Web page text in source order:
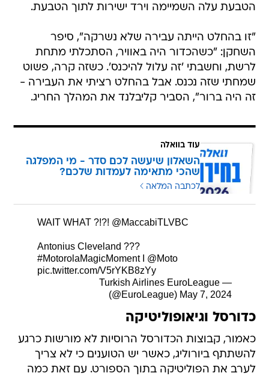
הטבעת עלה השמיימה וירד ישירות לתוך הטבעת.
"זו בהחלט הייתה עבירה שלא נשרקה", סיפר
השחקן: "כשהכדור היה באוויר, הסתכלתי מתחת
לרשת, וחשבתי 'זה עלול להיכנס'. כשזה קרה, פשוט
שמחתי שזה נכנס. אבל בהחלט רציתי את העבירה -
זה היה ברור", הסביר קליבלנד את המהלך החריג.
עוד בוואלה
השאלון שיעשה לכם סדר - מי המפלגה
שהכי מתאימה לעמדות שלכם?
לכתבה המלאה
WAIT WHAT ?!?! @MaccabiTLVBC
Antonius Cleveland ???
#MotorolaMagicMomentI @Moto
pic.twitter.com/V5rYKB8zYy
— Turkish Airlines EuroLeague
(@EuroLeague) May 7, 2024
כדורסל וגיאופוליטיקה
כאמור, קבוצות הכדורסל הרוסיות לא מורשות כרגע
להשתתף ביורוליג, כאשר יש הטוענים כי לא צריך
לערב את הפוליטיקה בתוך הספורט. עם זאת כמה